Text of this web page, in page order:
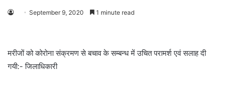
September 9, 2020 1 minute read
मरीजों को कोरोना संक्रमण से बचाव के सम्बन्ध में उचित परामर्श एवं सलाह दी
गयी:- जिलाधिकारी